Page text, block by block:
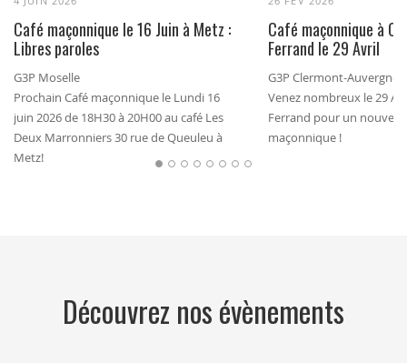
Café maçonnique le 16 Juin à Metz :
Libres paroles
G3P Moselle
Prochain Café maçonnique le Lundi 16
juin 2026 de 18H30 à 20H00 au café Les
Deux Marronniers 30 rue de Queuleu à
Metz!
Café maçonnique à
Ferrand le 29 Avril
G3P Clermont-Auvergne
Venez nombreux le 29
Ferrand pour un
maçonnique !
Découvrez nos évènements